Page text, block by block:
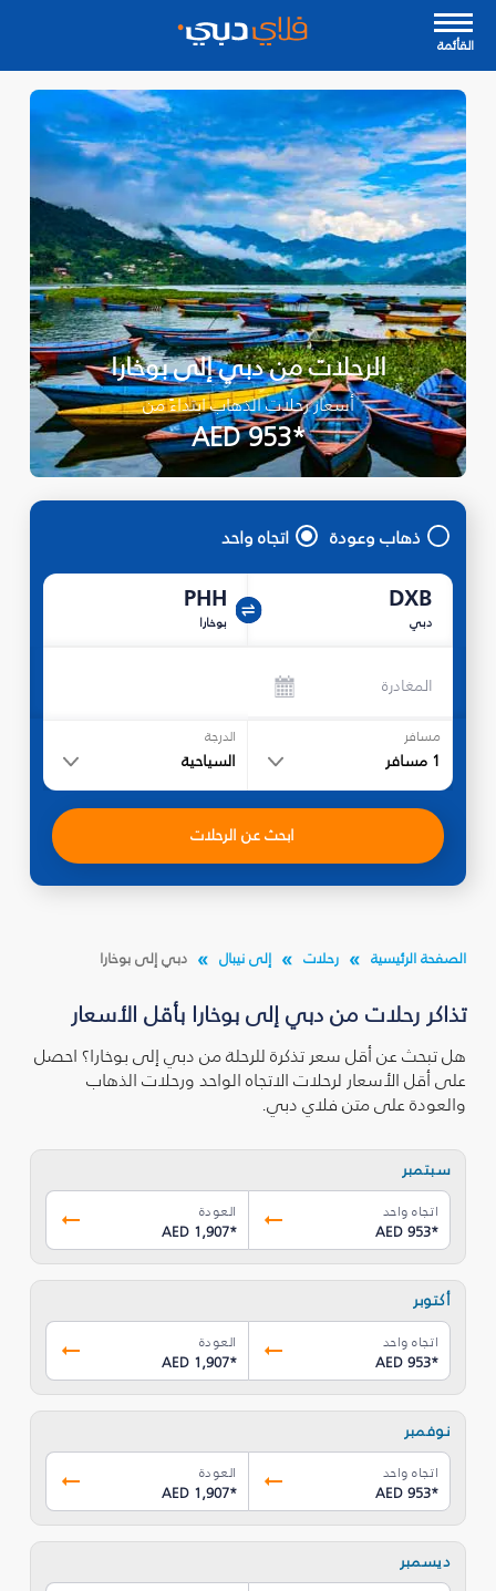
القأئمة
الرحلات من دبي إلى بوخارا
أسعار رحلات الذهاب ابتداءً من
*AED 953
ذهاب وعودة اتجاه واحد
DXB
دبي
PHH
بوخارا
المغادرة
مسافر
1 مسافر
الدرجة
السياحية
ابحث عن الرحلات
الصفحة الرئيسية رحلات إلى نيبال دبي إلى بوخارا
تذاكر رحلات من دبي إلى بوخارا بأقل الأسعار
هل تبحث عن أقل سعر تذكرة للرحلة من دبي إلى بوخارا؟ احصل
على أقل الأسعار لرحلات الاتجاه الواحد ورحلات الذهاب
والعودة على متن فلاي دبي.
سبتمبر
اتجاه واحد
AED 953*
العودة
AED 1,907*
أكتوبر
اتجاه واحد
AED 953*
العودة
AED 1,907*
نوفمبر
اتجاه واحد
AED 953*
العودة
AED 1,907*
ديسمبر